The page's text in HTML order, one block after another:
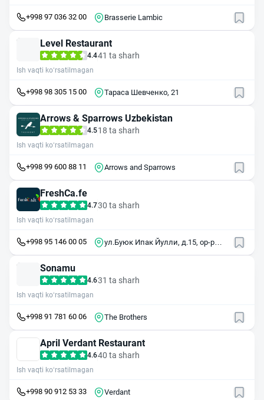
+998 97 036 32 00 Brasserie Lambic
Level Restaurant
4.441 ta sharh
Ish vaqti ko‘rsatilmagan
+998 98 305 15 00 Тараса Шевченко, 21
Arrows & Sparrows Uzbekistan
4.518 ta sharh
Ish vaqti ko‘rsatilmagan
+998 99 600 88 11 Arrows and Sparrows
FreshCa.fe
4.730 ta sharh
Ish vaqti ko‘rsatilmagan
+998 95 146 00 05
ул.Буюк Ипак Йулли, д.15, ор-р
Sonamu
4.631 ta sharh
Ish vaqti ko‘rsatilmagan
+998 91 781 60 06 The Brothers
April Verdant Restaurant
4.640 ta sharh
Ish vaqti ko‘rsatilmagan
+998 90 912 53 33 Verdant